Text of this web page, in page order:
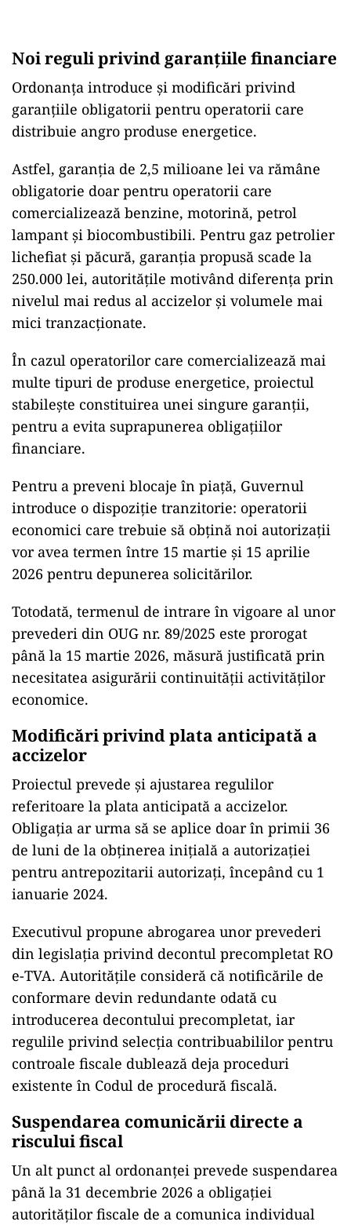
Noi reguli privind garanțiile financiare
Ordonanța introduce și modificări privind
garanțiile obligatorii pentru operatorii care
distribuie angro produse energetice.
Astfel, garanția de 2,5 milioane lei va rămâne
obligatorie doar pentru operatorii care
comercializează benzine, motorină, petrol
lampant și biocombustibili. Pentru gaz petrolier
lichefiat și păcură, garanția propusă scade la
250.000 lei, autoritățile motivând diferența prin
nivelul mai redus al accizelor și volumele mai
mici tranzacționate.
În cazul operatorilor care comercializează mai
multe tipuri de produse energetice, proiectul
stabilește constituirea unei singure garanții,
pentru a evita suprapunerea obligațiilor
financiare.
Pentru a preveni blocaje în piață, Guvernul
introduce o dispoziție tranzitorie: operatorii
economici care trebuie să obțină noi autorizații
vor avea termen între 15 martie și 15 aprilie
2026 pentru depunerea solicitărilor.
Totodată, termenul de intrare în vigoare al unor
prevederi din OUG nr. 89/2025 este prorogat
până la 15 martie 2026, măsură justificată prin
necesitatea asigurării continuității activităților
economice.
Modificări privind plata anticipată a
accizelor
Proiectul prevede și ajustarea regulilor
referitoare la plata anticipată a accizelor.
Obligația ar urma să se aplice doar în primii 36
de luni de la obținerea inițială a autorizației
pentru antrepozitarii autorizați, începând cu 1
ianuarie 2024.
Executivul propune abrogarea unor prevederi
din legislația privind decontul precompletat RO
e-TVA. Autoritățile consideră că notificările de
conformare devin redundante odată cu
introducerea decontului precompletat, iar
regulile privind selecția contribuabililor pentru
controale fiscale dublează deja proceduri
existente în Codul de procedură fiscală.
Suspendarea comunicării directe a
riscului fiscal
Un alt punct al ordonanței prevede suspendarea
până la 31 decembrie 2026 a obligației
autorităților fiscale de a comunica individual